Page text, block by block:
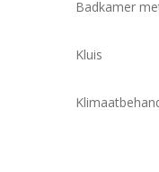
Badkamer
Kluis